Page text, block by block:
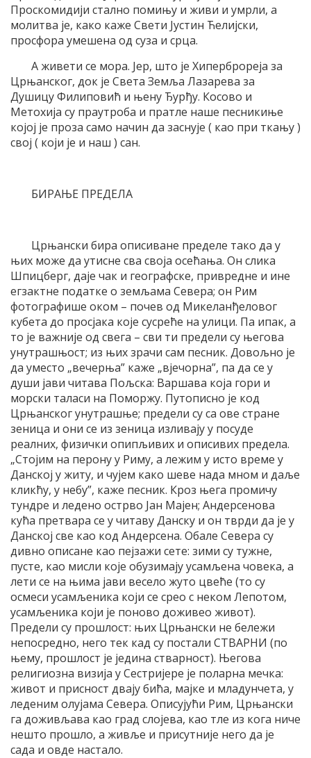
Проскомидији стално помињу и живи и умрли, а
молитва је, како каже Свети Јустин Ћелијски,
просфора умешена од суза и срца.
А живети се мора. Јер, што је Хиперброреја за
Црњанског, док је Света Земља Лазарева за
Душицу Филиповић и њену Ђурђу. Косово и
Метохија су праутроба и пратле наше песникиње
којој је проза само начин да заснује ( као при ткању )
свој ( који је и наш ) сан.
БИРАЊЕ ПРЕДЕЛА
Црњански бира описиване пределе тако да у
њих може да утисне сва своја осећања. Он слика
Шпицберг, даје чак и географске, привредне и ине
егзактне податке о земљама Севера; он Рим
фотографише оком – почев од Микеланђеловог
кубета до просјака које сусреће на улици. Па ипак, а
то је важније од свега – сви ти предели су његова
унутрашњост; из њих зрачи сам песник. Довољно је
да уместо „вечерња” каже „вјечорна”, па да се у
души јави читава Пољска: Варшава која гори и
морски таласи на Поморжу. Путописно је код
Црњанског унутрашње; предели су са ове стране
зеница и они се из зеница изливају у посуде
реалних, физички опипљивих и описивих предела.
„Стојим на перону у Риму, а лежим у исто време у
Данској у житу, и чујем како шеве нада мном и даље
кликћу, у небу”, каже песник. Кроз њега промичу
тундре и ледено острво Јан Мајен; Андерсенова
кућа претвара се у читаву Данску и он тврди да је у
Данској све као код Андерсена. Обале Севера су
дивно описане као пејзажи сете: зими су тужне,
пусте, као мисли које обузимају усамљена човека, а
лети се на њима јави весело жуто цвеће (то су
осмеси усамљеника који се срео с неком Лепотом,
усамљеника који је поново доживео живот).
Предели су прошлост: њих Црњански не бележи
непосредно, него тек кад су постали СТВАРНИ (по
њему, прошлост је једина стварност). Његова
религиозна визија у Сестријере је поларна мечка:
живот и присност двају бића, мајке и младунчета, у
леденим олујама Севера. Описујући Рим, Црњански
га доживљава као град слојева, као тле из кога ниче
нешто прошло, а живље и присутније него да је
сада и овде настало.